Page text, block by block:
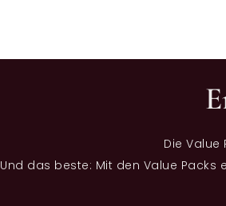
Die
Und das beste: Mit den Value Packs